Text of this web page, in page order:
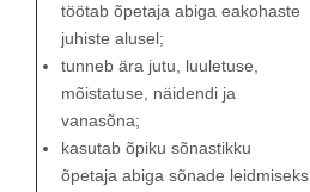
töötab õpetaja abiga eakohaste
juhiste alusel;
tunneb ära jutu, luuletuse,
mõistatuse, näidendi ja
vanasõna;
kasutab õpiku sõnastikku
õpetaja abiga sõnade leidmiseks